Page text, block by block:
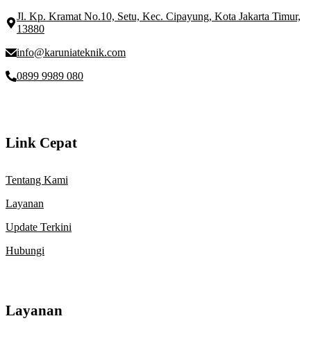
Jl. Kp. Kramat No.10, Setu, Kec. Cipayung, Kota Jakarta Timur,
13880
info@karuniateknik.com
0899 9989 080
Link Cepat
Tentang Kami
Layanan
Update Terkini
Hubungi
Layanan